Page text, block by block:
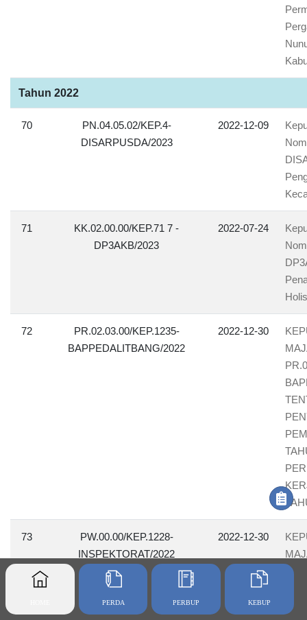
Tahun 2022
70
PN.04.05.02/KEP.4-
DISARPUSDA/2023
2022-12-09
71
KK.02.00.00/KEP.71 7 -
DP3AKB/2023
2022-07-24
72
PR.02.03.00/KEP.1235-
BAPPEDALITBANG/2022
2022-12-30
73
PW.00.00/KEP.1228-
INSPEKTORAT/2022
2022-12-30
PERDA PERBUP KEBUP